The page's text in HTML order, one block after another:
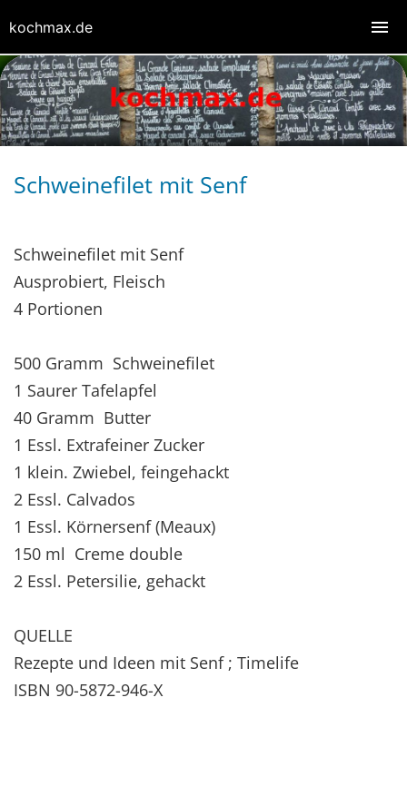
Schweinefilet mit Senf
Schweinefilet mit Senf
Ausprobiert, Fleisch
4 Portionen
500 Gramm Schweinefilet
1 Saurer Tafelapfel
40 Gramm Butter
1 Essl. Extrafeiner Zucker
1 klein. Zwiebel, feingehackt
2 Essl. Calvados
1 Essl. Körnersenf (Meaux)
150 ml Creme double
2 Essl. Petersilie, gehackt
QUELLE
Rezepte und Ideen mit Senf ; Timelife
ISBN 90-5872-946-X
kochmax.de